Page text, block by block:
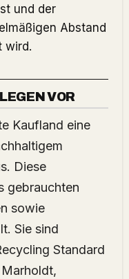
und der
Abstand
wird.
VOR
Kaufland eine
Diese
gebrauchten
sowie
Sie sind
Standard